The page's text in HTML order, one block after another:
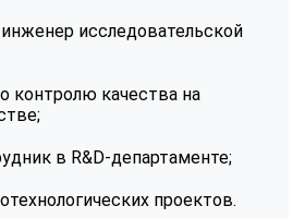
исследовательской
контролю качества на
в R&D-департаменте;
проектов.